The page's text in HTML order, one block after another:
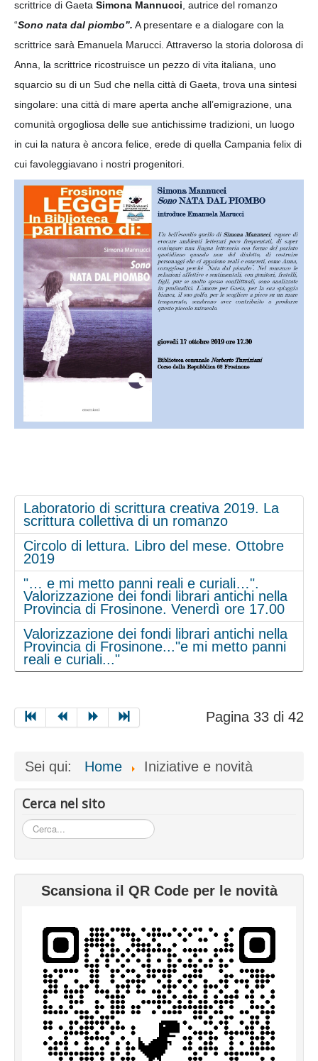
scrittrice di Gaeta Simona Mannucci , autrice del romanzo
“Sono nata dal piombo”. A presentare e a dialogare con la
scrittrice sarà Emanuela Marucci. Attraverso la storia dolorosa di
Anna, la scrittrice ricostruisce un pezzo di vita italiana, uno
squarcio su di un Sud che nella città di Gaeta, trova una sintesi
singolare: una città di mare aperta anche all’emigrazione, una
comunità orgogliosa delle sue antichissime tradizioni, un luogo
in cui la natura è ancora felice, erede di quella Campania felix di
cui favoleggiavano i nostri progenitori.
Laboratorio di scrittura creativa 2019. La
scrittura collettiva di un romanzo
Circolo di lettura. Libro del mese. Ottobre
2019
"… e mi metto panni reali e curiali…".
Valorizzazione dei fondi librari antichi nella
Provincia di Frosinone. Venerdì ore 17.00
Valorizzazione dei fondi librari antichi nella
Provincia di Frosinone..."e mi metto panni
reali e curiali..."
Pagina 33 di 42
Sei qui: Home Iniziative e novità
Cerca nel sito
Cerca...
Scansiona il QR Code per le novità